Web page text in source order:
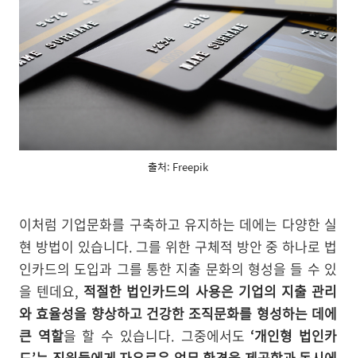
출처: Freepik
이처럼 기업문화를 구축하고 유지하는 데에는 다양한 실
현 방법이 있습니다. 그를 위한 구체적 방안 중 하나로 법
인카드의 도입과 그를 통한 지출 문화의 형성을 들 수 있
을 텐데요, 적절한 법인카드의 사용은 기업의 지출 관리
와 효율성을 향상하고 건강한 조직문화를 형성하는 데에
큰 역할을 할 수 있습니다. 그중에서도 ‘개인형 법인카